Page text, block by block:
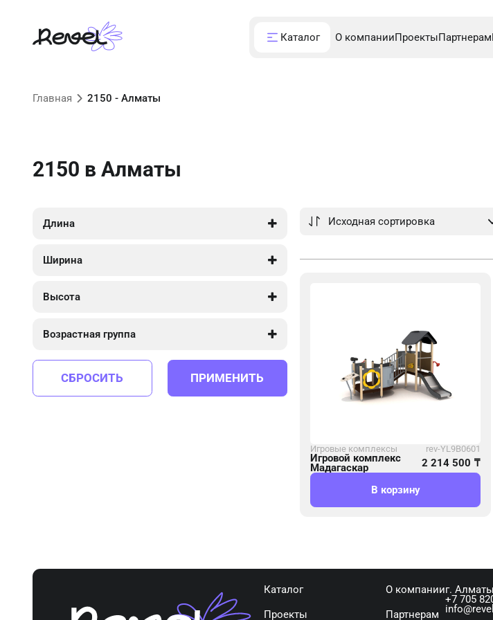
Каталог О компанииПроектыПартнерам
Главная 2150 - Алматы
2150 в Алматы
Длина
Ширина
Высота
Возрастная группа
ПРИМЕНИТЬ
СБРОСИТЬ
Игровые комплексы rev-YL9B0601
Игровой комплекс
Мадагаскар 2 214 500 ₸
В корзину
Каталог О компании
Проекты Партнерам
г.
+7 705